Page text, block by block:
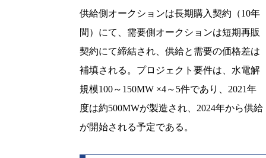
供給側オークションは長期購入契約（10年
間）にて、需要側オークションは短期再販
契約にて締結され、供給と需要の価格差は
補填される。プロジェクト要件は、水電解
規模100～150MW ×4～5件であり、2021年
度は約500MWが製造され、2024年から供給
が開始される予定である。